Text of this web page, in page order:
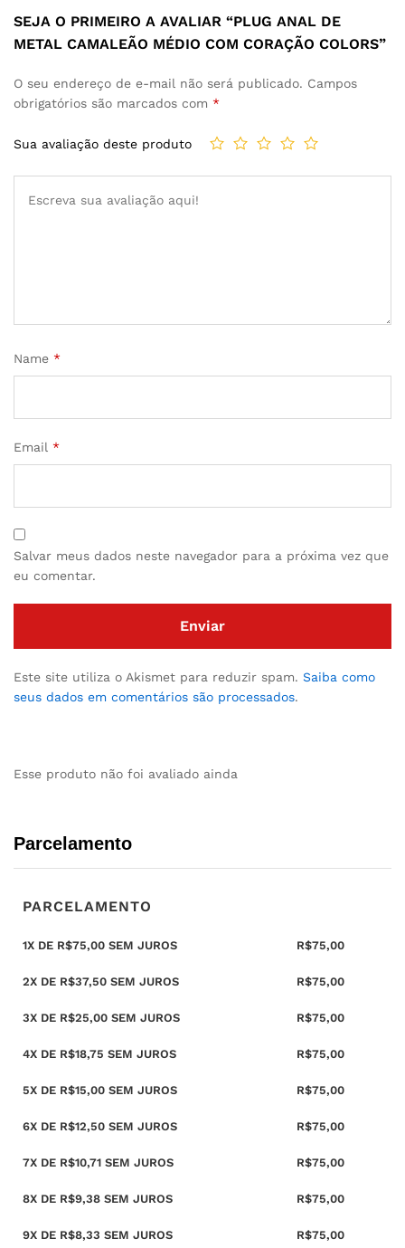
SEJA O PRIMEIRO A AVALIAR “PLUG ANAL DE
METAL CAMALEÃO MÉDIO COM CORAÇÃO COLORS”
O seu endereço de e-mail não será publicado. Campos
obrigatórios são marcados com *
Sua avaliação deste produto
Name *
Email *
Salvar meus dados neste navegador para a próxima vez que
eu comentar.
Este site utiliza o Akismet para reduzir spam. Saiba como
seus dados em comentários são processados.
Esse produto não foi avaliado ainda
Parcelamento
PARCELAMENTO
1X DE R$75,00 SEM JUROS R$75,00
2X DE R$37,50 SEM JUROS R$75,00
3X DE R$25,00 SEM JUROS R$75,00
4X DE R$18,75 SEM JUROS R$75,00
5X DE R$15,00 SEM JUROS R$75,00
6X DE R$12,50 SEM JUROS R$75,00
7X DE R$10,71 SEM JUROS R$75,00
8X DE R$9,38 SEM JUROS R$75,00
9X DE R$8,33 SEM JUROS R$75,00